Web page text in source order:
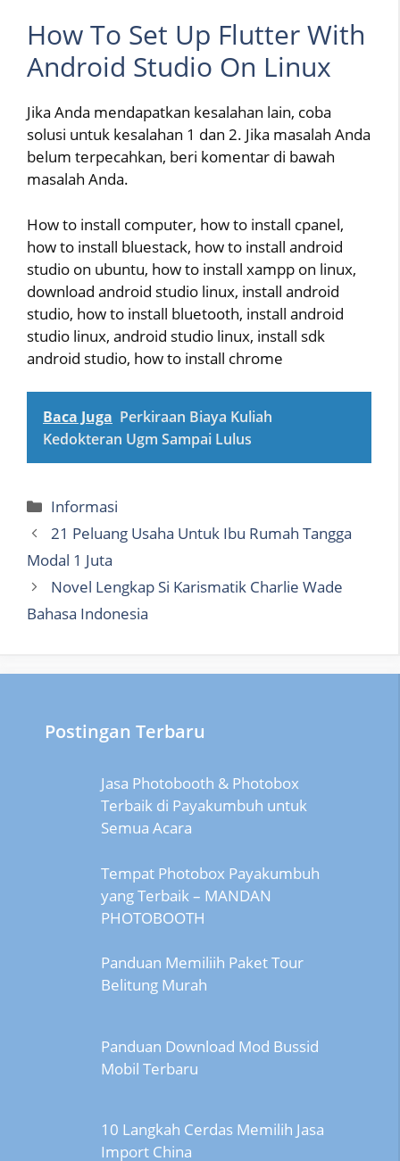
How To Set Up Flutter With
Android Studio On Linux
Jika Anda mendapatkan kesalahan lain, coba
solusi untuk kesalahan 1 dan 2. Jika masalah Anda
belum terpecahkan, beri komentar di bawah
masalah Anda.
How to install computer, how to install cpanel,
how to install bluestack, how to install android
studio on ubuntu, how to install xampp on linux,
download android studio linux, install android
studio, how to install bluetooth, install android
studio linux, android studio linux, install sdk
android studio, how to install chrome
Baca Juga Perkiraan Biaya Kuliah
Kedokteran Ugm Sampai Lulus
Categories
Informasi
21 Peluang Usaha Untuk Ibu Rumah Tangga
Modal 1 Juta
Novel Lengkap Si Karismatik Charlie Wade
Bahasa Indonesia
Postingan Terbaru
Jasa Photobooth & Photobox
Terbaik di Payakumbuh untuk
Semua Acara
Tempat Photobox Payakumbuh
yang Terbaik – MANDAN
PHOTOBOOTH
Panduan Memiliih Paket Tour
Belitung Murah
Panduan Download Mod Bussid
Mobil Terbaru
10 Langkah Cerdas Memilih Jasa
Import China